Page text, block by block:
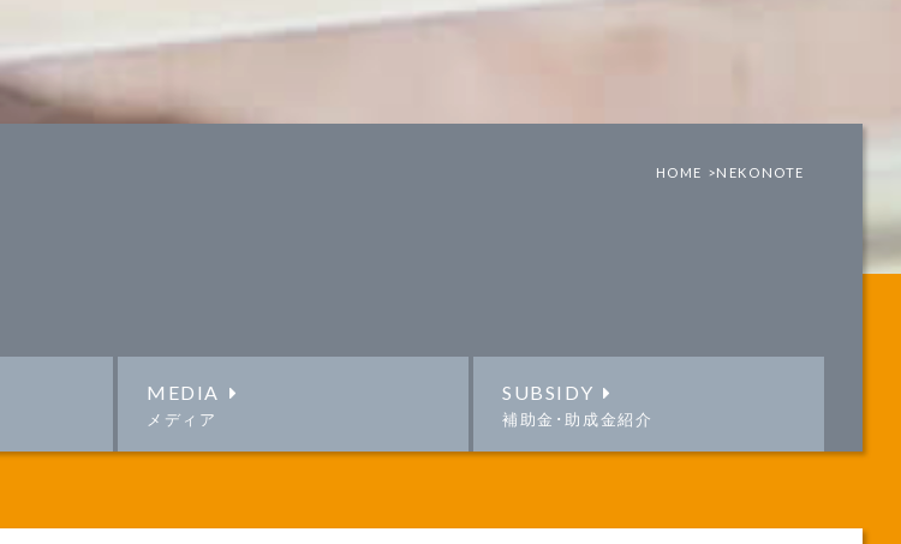
HOME >NEKONOTE
MEDIA
メディア
SUBSIDY
補助金･助成金紹介